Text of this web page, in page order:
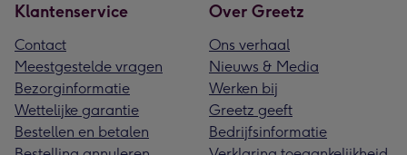
Klantenservice
Contact
Meestgestelde vragen
Bezorginformatie
Wettelijke garantie
Bestellen en betalen
Over Greetz
Ons verhaal
Nieuws & Media
Werken bij
Greetz geeft
Bedrijfsinformatie